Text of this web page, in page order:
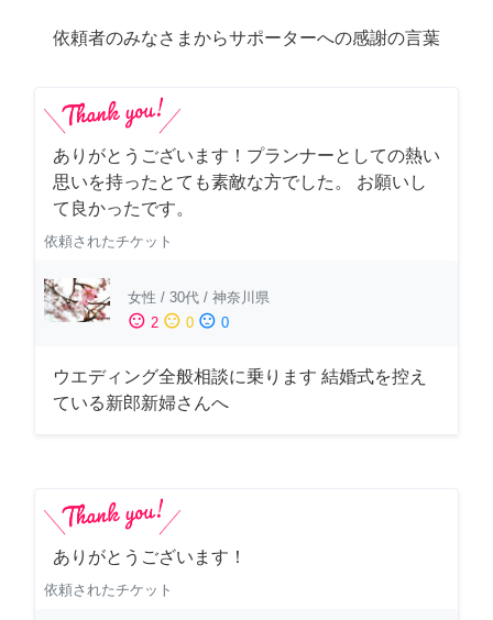
依頼者のみなさまからサポーターへの感謝の言葉
ありがとうございます！プランナーとしての熱い
思いを持ったとても素敵な方でした。 お願いし
て良かったです。
依頼されたチケット
女性 / 30代 / 神奈川県
sentiment_satisfied 2 sentiment_neutral 0 sentiment_dissatisfied 0
ウエディング全般相談に乗ります 結婚式を控え
ている新郎新婦さんへ
ありがとうございます！
依頼されたチケット